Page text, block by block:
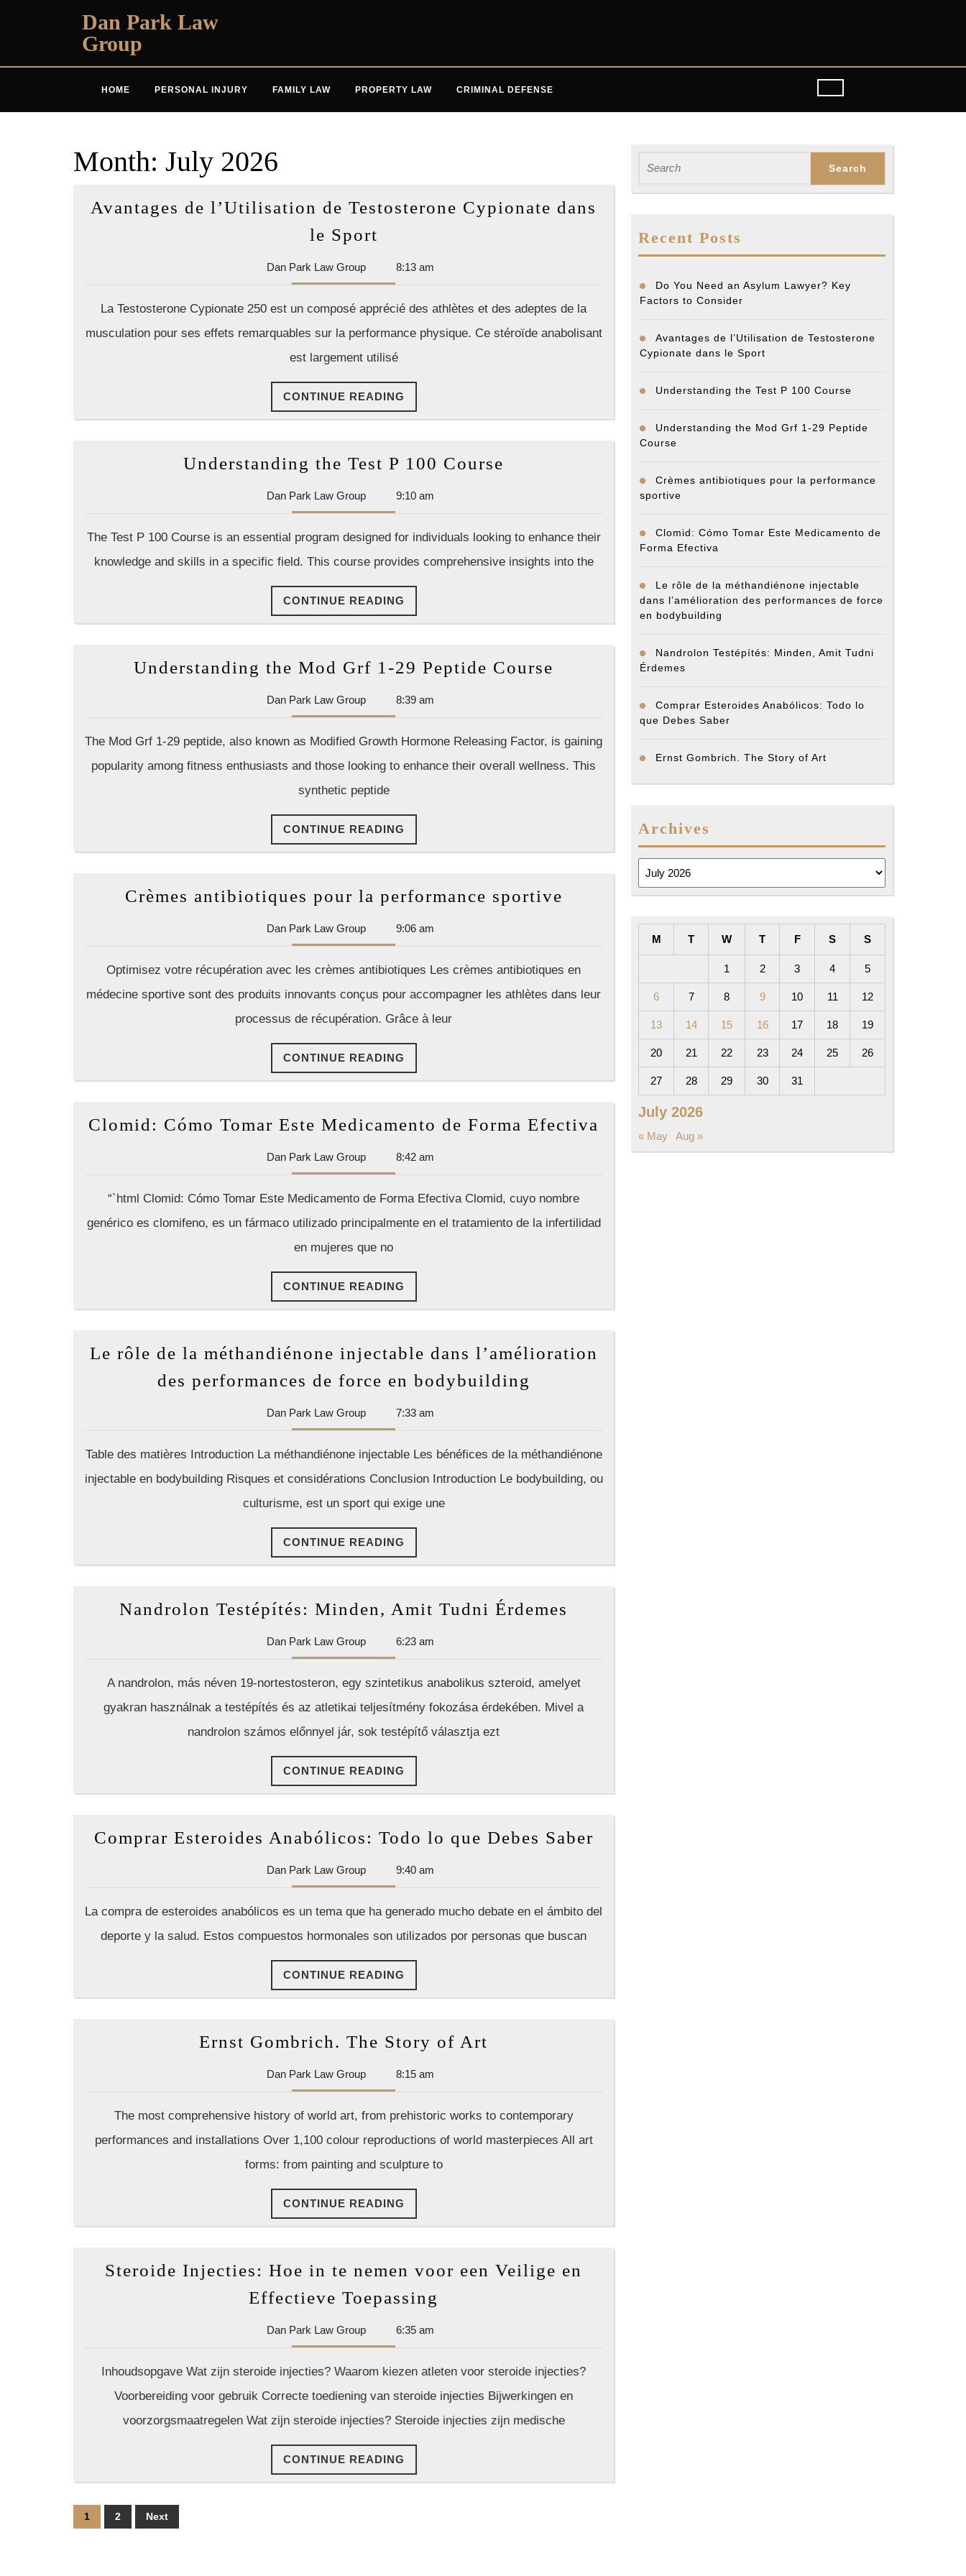
Dan Park Law
Group
HOME PERSONAL INJURY FAMILY LAW PROPERTY LAW CRIMINAL DEFENSE
Month: July 2026
Avantages de l’Utilisation de Testosterone Cypionate dans
le Sport
l’Utilisation
Testosterone
Cypionate
dans
le
Sport
Dan Park Law GroupDan
Park
Group
8:13 am
La Testosterone Cypionate 250 est un composé apprécié des athlètes et des adeptes de la
musculation pour ses effets remarquables sur la performance physique. Ce stéroïde anabolisant
est largement utilisé
CONTINUE READING
READING
Understanding the Test P 100 Course
100
Course
Dan Park Law GroupDan
Park
Group
9:10 am
The Test P 100 Course is an essential program designed for individuals looking to enhance their
knowledge and skills in a specific field. This course provides comprehensive insights into the
CONTINUE READING
READING
Understanding the Mod Grf 1-29 Peptide Course Understanding
1-
29
Dan Park Law GroupDan
Park
Group
8:39 am
The Mod Grf 1-29 peptide, also known as Modified Growth Hormone Releasing Factor, is gaining
popularity among fitness enthusiasts and those looking to enhance their overall wellness. This
synthetic peptide
CONTINUE READING
READING
Crèmes antibiotiques pour la performance sportive
performance
sportive
Dan Park Law GroupDan
Park
Group
9:06 am
Optimisez votre récupération avec les crèmes antibiotiques Les crèmes antibiotiques en
médecine sportive sont des produits innovants conçus pour accompagner les athlètes dans leur
processus de récupération. Grâce à leur
CONTINUE READING
READING
Clomid: Cómo Tomar Este Medicamento de Forma Efectiva Clomid:
Cómo
de
Dan Park Law GroupDan
Park
Group
8:42 am
“`html Clomid: Cómo Tomar Este Medicamento de Forma Efectiva Clomid, cuyo nombre
genérico es clomifeno, es un fármaco utilizado principalmente en el tratamiento de la infertilidad
en mujeres que no
CONTINUE READING
READING
Le rôle de la méthandiénone injectable dans l’amélioration
des performances de force en bodybuilding
méthandiénone
injectable
performances
force
Dan Park Law GroupDan
Park
Group
7:33 am
Table des matières Introduction La méthandiénone injectable Les bénéfices de la méthandiénone
injectable en bodybuilding Risques et considérations Conclusion Introduction Le bodybuilding, ou
culturisme, est un sport qui exige une
CONTINUE READING
READING
Nandrolon Testépítés: Minden, Amit Tudni Érdemes
Tudni
Érdemes
Dan Park Law GroupDan
Park
Group
6:23 am
A nandrolon, más néven 19-nortestosteron, egy szintetikus anabolikus szteroid, amelyet
gyakran használnak a testépítés és az atletikai teljesítmény fokozása érdekében. Mivel a
nandrolon számos előnnyel jár, sok testépítő választja ezt
CONTINUE READING
READING
Comprar Esteroides Anabólicos: Todo lo que Debes SaberComprar
lo
Dan Park Law GroupDan
Park
Group
9:40 am
La compra de esteroides anabólicos es un tema que ha generado mucho debate en el ámbito del
deporte y la salud. Estos compuestos hormonales son utilizados por personas que buscan
CONTINUE READING
READING
Ernst Gombrich. The Story of Art
of
Art
Dan Park Law GroupDan
Park
Group
8:15 am
The most comprehensive history of world art, from prehistoric works to contemporary
performances and installations Over 1,100 colour reproductions of world masterpieces All art
forms: from painting and sculpture to
CONTINUE READING
READING
Steroide Injecties: Hoe in te nemen voor een Veilige en
Effectieve Toepassing
te
nemen
voor
en
Dan Park Law GroupDan
Park
Group
6:35 am
Inhoudsopgave Wat zijn steroide injecties? Waarom kiezen atleten voor steroide injecties?
Voorbereiding voor gebruik Correcte toediening van steroide injecties Bijwerkingen en
voorzorgsmaatregelen Wat zijn steroide injecties? Steroide injecties zijn medische
CONTINUE READING
READING
Posts
1 2 Next
for:
Recent Posts
Do You Need an Asylum Lawyer? Key
Factors to Consider
Avantages de l’Utilisation de Testosterone
Cypionate dans le Sport
Understanding the Test P 100 Course
Understanding the Mod Grf 1-29 Peptide
Course
Crèmes antibiotiques pour la performance
sportive
Clomid: Cómo Tomar Este Medicamento de
Forma Efectiva
Le rôle de la méthandiénone injectable
dans l’amélioration des performances de force
en bodybuilding
Nandrolon Testépítés: Minden, Amit Tudni
Érdemes
Comprar Esteroides Anabólicos: Todo lo
que Debes Saber
Ernst Gombrich. The Story of Art
Archives
July 2026
M T W T F S S
1 2 3 4 5
6 7 8 9 10 11 12
13 14 15 16 17 18 19
20 21 22 23 24 25 26
27 28 29 30 31
« May Aug »